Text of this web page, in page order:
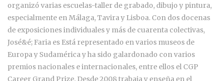
organizó varias escuelas-taller de grabado, dibujo y pintura,
especialmente en Málaga, Tavira y Lisboa. Con dos docenas
de exposiciones individuales y más de cuarenta colectivas,
José&é; Faria es Está representado en varios museos de
Europa y Sudamérica y ha sido galardonado con varios
premios nacionales e internacionales, entre ellos el CGP
Career Grand Prize. Desde 2008 trabaja y enseña en el